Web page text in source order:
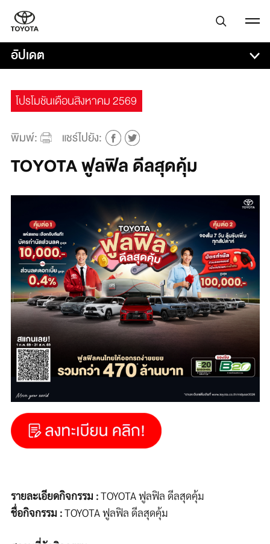
อัปเดต
โปรโมชันเดือนสิงหาคม 2569
พิมพ์: แชร์ไปยัง:
TOYOTA ฟูลฟิล ดีลสุดคุ้ม
รายละเอียดกิจกรรม :TOYOTAฟูลฟิล ดีลสุดคุ้ม
ชื่อกิจกรรม :TOYOTAฟูลฟิล ดีลสุดคุ้ม